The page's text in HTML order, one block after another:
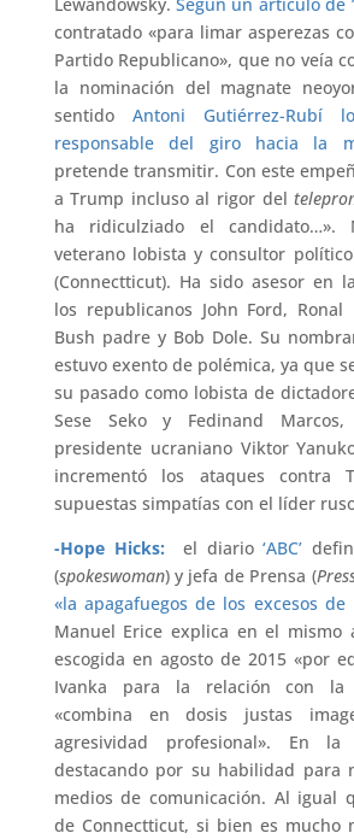
contratado «para limar asperezas
Partido Republicano», que no veía
la nominación del magnate
sentidoAntoni Gutiérrez-Rubí
responsable del giro hacia la
pretende transmitir. Con este
a Trump incluso al rigor del
ha ridiculziado el candidato…».
veterano lobista y consultor
(Connectticut). Ha sido asesor en
los republicanos John Ford, Ronal
Bush padre y Bob Dole. Su
estuvo exento de polémica, ya que
su pasado como lobista de
Sese Seko y Fedinand
presidente ucraniano Viktor
incrementó los ataques contra
supuestas simpatías con el líder
-Hope Hicks:
el diario‘ABC’
(spokeswoman) y jefa de Prensa (
«la apagafuegos de los excesos de
Manuel Erice explica en el mismo
escogida en agosto de 2015 «por
Ivanka para la relación con la
«combina en dosis justas
agresividad profesional». En la
destacando por su habilidad para
medios de comunicación. Al igual
de Connectticut, si bien es mucho